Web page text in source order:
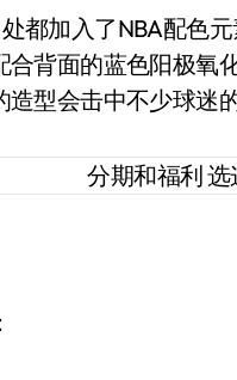
都加入了NBA配色
合背面的蓝色阳极氧
型会击中不少球迷的